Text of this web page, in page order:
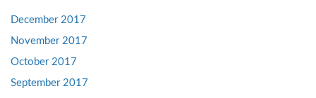
December 2017
November 2017
October 2017
September 2017